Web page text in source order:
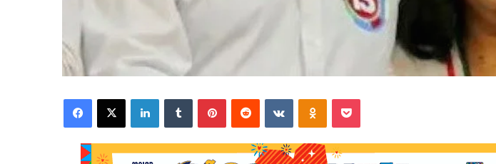
Facebook X Linkedin VK OK